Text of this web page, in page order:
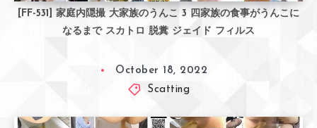
[FF-531] 家庭内隠撮 大家族のうんこ 3 四家族の食事がうんこに
なるまで スカトロ 脱糞 ジェイド フィルス
October 18, 2022
Scatting